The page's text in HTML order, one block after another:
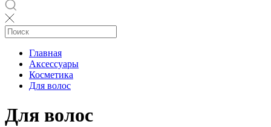
Главная
Аксессуары
Косметика
Для волос
Для волос